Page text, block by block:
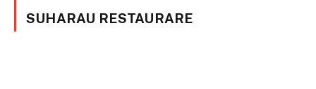
SUHARAU RESTAURARE